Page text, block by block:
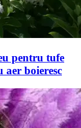
pentru tufe
aer boieresc